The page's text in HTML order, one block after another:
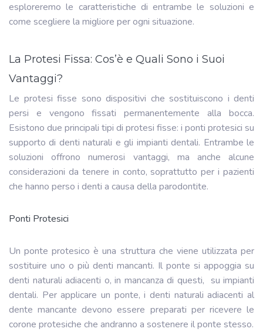
esploreremo le caratteristiche di entrambe le soluzioni e
come scegliere la migliore per ogni situazione.
La Protesi Fissa: Cos’è e Quali Sono i Suoi
Vantaggi?
Le protesi fisse sono dispositivi che sostituiscono i denti
persi e vengono fissati permanentemente alla bocca.
Esistono due principali tipi di protesi fisse: i ponti protesici su
supporto di denti naturali e gli impianti dentali. Entrambe le
soluzioni offrono numerosi vantaggi, ma anche alcune
considerazioni da tenere in conto, soprattutto per i pazienti
che hanno perso i denti a causa della parodontite.
Ponti Protesici
Un ponte protesico è una struttura che viene utilizzata per
sostituire uno o più denti mancanti. Il ponte si appoggia su
denti naturali adiacenti o, in mancanza di questi, su impianti
dentali. Per applicare un ponte, i denti naturali adiacenti al
dente mancante devono essere preparati per ricevere le
corone protesiche che andranno a sostenere il ponte stesso.